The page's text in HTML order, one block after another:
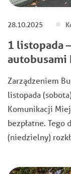
28.10.2025
1 listopada
autobusami
Zarządzeniem
listopada
Komunikacji
bezpłatne.
(niedzielny)